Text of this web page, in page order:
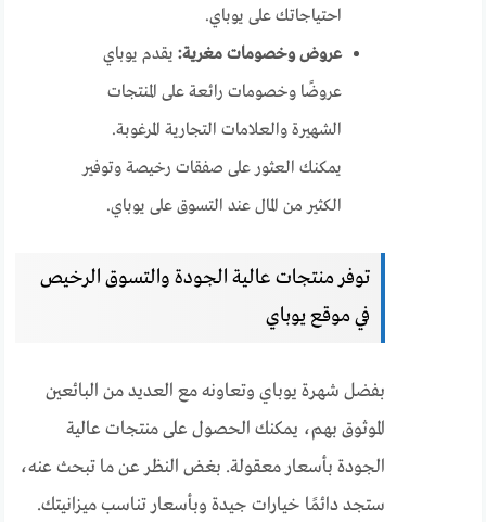
احتياجاتك على يوباي.
عروض وخصومات مغرية: يقدم يوباي
عروضًا وخصومات رائعة على المنتجات
الشهيرة والعلامات التجارية المرغوبة.
يمكنك العثور على صفقات رخيصة وتوفير
الكثير من المال عند التسوق على يوباي.
توفر منتجات عالية الجودة والتسوق الرخيص
في موقع يوباي
بفضل شهرة يوباي وتعاونه مع العديد من البائعين
الموثوق بهم، يمكنك الحصول على منتجات عالية
الجودة بأسعار معقولة. بغض النظر عن ما تبحث عنه،
ستجد دائمًا خيارات جيدة وبأسعار تناسب ميزانيتك.